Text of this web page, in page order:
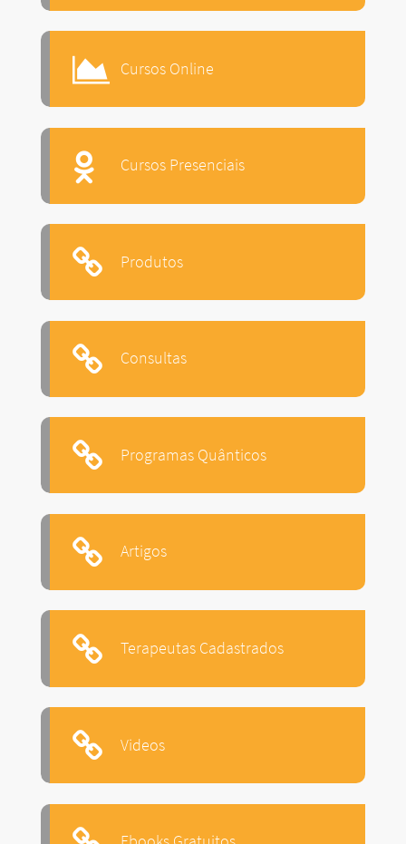
Cursos Online
Cursos Presenciais
Produtos
Consultas
Programas Quânticos
Artigos
Terapeutas Cadastrados
Videos